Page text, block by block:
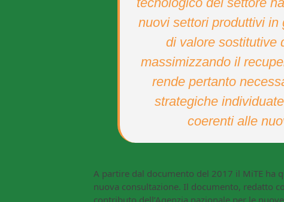
nuovi settori produttivi in
di valore sostitutive
massimizzando il
rende pertanto
strategiche
coerenti alle
A partire dal documento del 2017 il MiTE ha
nuova consultazione. Il documento, redatto